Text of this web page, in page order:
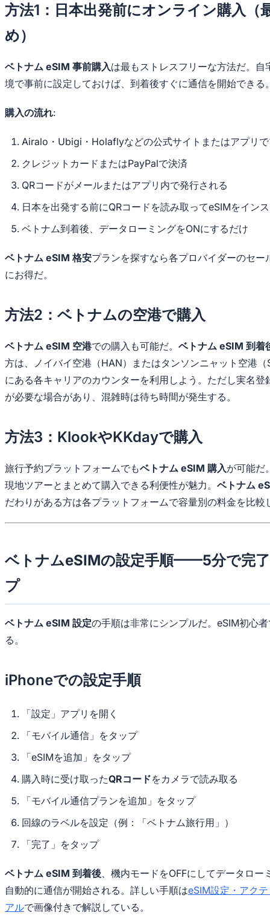
方法1：日本出発前にオンライン購入（
め）
ベトナム eSIM 事前購入は最もストレスフリーな方法だ。自
境で事前に設定しておけば、到着後すぐに通信を開始できる
購入の流れ:
Airalo・Ubigi・Holaflyなどの公式サイトまたはアプリ
クレジットカードまたはPayPalで決済
QRコードがメールまたはアプリ内で発行される
日本を出発する前にQRコードを読み取ってeSIMをイン
ベトナム到着後、データローミングをONにするだけ
ベトナム eSIM 格安プランを探すなら各プロバイダーのセー
にお得だ。
方法2：ベトナムの空港で購入
ベトナム eSIM 空港での購入も可能だ。 ベトナム eSIM 到着
方は、ノイバイ空港（HAN）またはタンソンニャット空港
にある各キャリアのカウンターを利用しよう。ただし実名登
が必要な場合があり、混雑時は待ち時間が発生する。
方法3：KlookやKKdayで購入
旅行予約プラットフォームでもベトナム eSIM 購入が可能だ
現地ツアーとまとめて購入できる利便性が魅力。 ベトナム
だわりがある方は各プラットフォームで容量別の料金を比較
ベトナムeSIMの設定手順——5分で完
プ
ベトナム eSIM 設定の手順は非常にシンプルだ。eSIM初心
る。
iPhoneでの設定手順
「設定」アプリを開く
「モバイル通信」をタップ
「eSIMを追加」をタップ
購入時に受け取ったQRコードをカメラで読み取る
「モバイル通信プランを追加」をタップ
回線のラベルを設定（例：「ベトナム旅行用」）
「完了」をタップ
ベトナム eSIM 到着後、機内モードをOFFにしてデータロー
自動的に通信が開始される。詳しい手順はeSIM設定・アク
アルで画像付きで解説している。